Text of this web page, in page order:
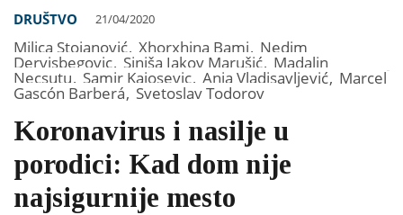
DRUŠTVO 21/04/2020
Milica Stojanović, Xhorxhina Bami, Nedim
Dervisbegovic, Siniša Jakov Marušić, Madalin
Necsutu, Samir Kajosevic, Anja Vladisavljević, Marcel
Gascón Barberá, Svetoslav Todorov
Koronavirus i nasilje u
porodici: Kad dom nije
najsigurnije mesto